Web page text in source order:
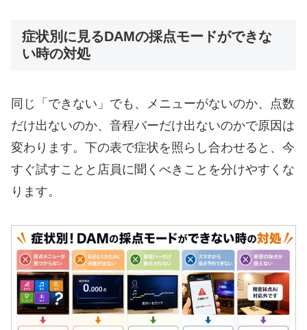
症状別に見るDAMの採点モードができな
い時の対処
同じ「できない」でも、メニューがないのか、点数
だけ出ないのか、音程バーだけ出ないのかで原因は
変わります。下の表で症状を照らし合わせると、今
すぐ試すことと店員に聞くべきことを分けやすくな
ります。